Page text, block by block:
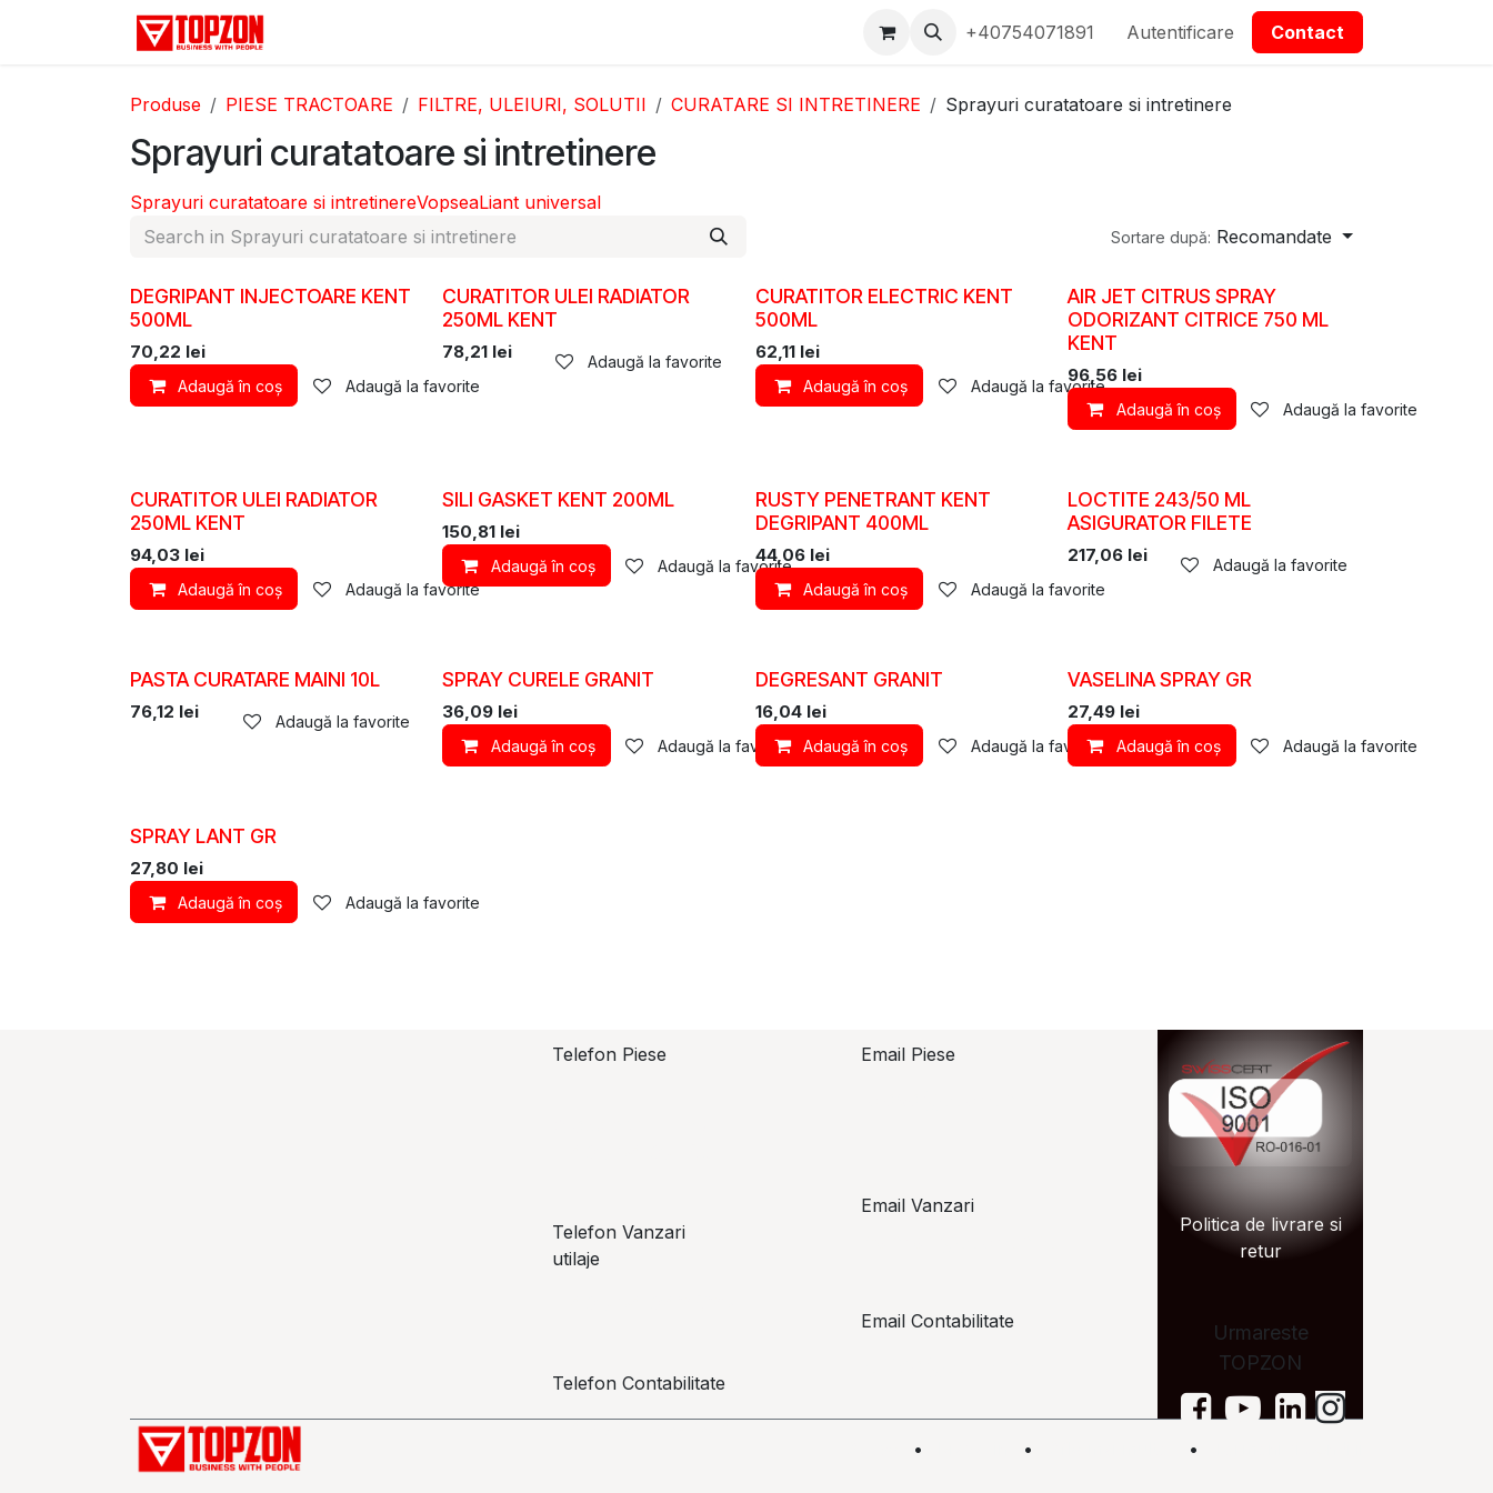
Messenger Departmanet Piese Contactați-ne
+40754071891 Autentificare Contact
Produse PIESE TRACTOARE FILTRE, ULEIURI, SOLUTII CURATARE SI INTRETINERE Sprayuri curatatoare si intretinere
Sprayuri curatatoare si intretinere
Sprayuri curatatoare si intretinereVopseaLiant universal
Sortare după: Recomandate
DEGRIPANT INJECTOARE KENT
500ML
70,22 lei
Adaugă în coș Adaugă la favorite
CURATITOR ULEI RADIATOR
250ML KENT
78,21 lei Adaugă la favorite
CURATITOR ELECTRIC KENT
500ML
62,11lei
Adaugă în coș Adaugă la favorite
AIR JET CITRUS SPRAY
ODORIZANT CITRICE 750 ML
KENT
96,56 lei
Adaugă în coș Adaugă la favorite
CURATITOR ULEI RADIATOR
250ML KENT
94,03 lei
Adaugă în coș Adaugă la favorite
SILI GASKET KENT 200ML
150,81 lei
Adaugă în coș Adaugă la favorite
RUSTY PENETRANT KENT
DEGRIPANT 400ML
44,06lei
Adaugă în coș Adaugă la favorite
LOCTITE 243/50 ML
ASIGURATOR FILETE
217,06 lei Adaugă la favorite
PASTA CURATARE MAINI 10L
76,12 lei Adaugă la favorite
SPRAY CURELE GRANIT
36,09 lei
Adaugă în coș Adaugă la favorite
DEGRESANT GRANIT
16,04lei
Adaugă în coș Adaugă la favorite
VASELINA SPRAY GR
27,49 lei
Adaugă în coș Adaugă la favorite
SPRAY LANT GR
27,80 lei
Adaugă în coș Adaugă la favorite
Politica de livrare si
retur
Urmareste
TOPZON
Email Piese
Email Vanzari
Email Contabilitate
Telefon Piese
Telefon Vanzari
utilaje
Telefon Contabilitate
+40 757 057 534
• • •